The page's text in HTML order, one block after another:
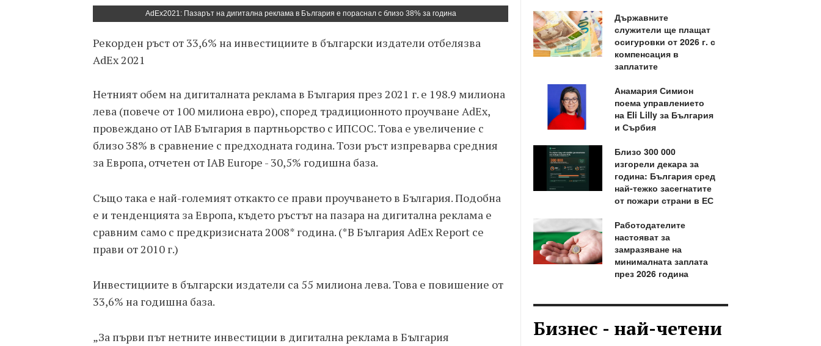
AdEx2021: Пазарът на дигитална реклама в България е пораснал с близо 38% за година
Рекорден ръст от 33,6% на инвестициите в български издатели отбелязва
AdEx 2021
Нетният обем на дигиталната реклама в България през 2021 г. е 198.9 милиона
лева (повече от 100 милиона евро), според традиционното проучване AdEx,
провеждано от IAB България в партньорство с ИПСОС. Това е увеличение с
близо 38% в сравнение с предходната година. Този ръст изпреварва средния
за Европа, отчетен от IAB Europe - 30,5% годишна база.
Също така е най-големият откакто се прави проучването в България. Подобна
е и тенденцията за Европа, където ръстът на пазара на дигитална реклама е
сравним само с предкризисната 2008* година. (*В България AdEx Report се
прави от 2010 г.)
Инвестициите в български издатели са 55 милиона лева. Това е повишение от
33,6% на годишна база.
„За първи път нетните инвестиции в дигитална реклама в България
Държавните
служители ще плащат
осигуровки от 2026 г. с
компенсация в
заплатите
Анамария Симион
поема управлението
на Eli Lilly за България
и Сърбия
Близо 300 000
изгорели декара за
година: България сред
най-тежко засегнатите
от пожари страни в ЕС
Работодателите
настояват за
замразяване на
минималната заплата
през 2026 година
Бизнес - най-четени